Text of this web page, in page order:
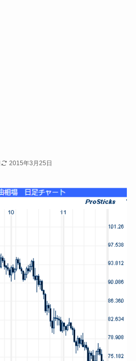
2015年3月25日